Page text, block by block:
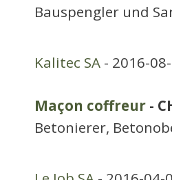
Bauspengler und
Kalitec SA - 2016-
Maçon coffreur -
Betonierer,